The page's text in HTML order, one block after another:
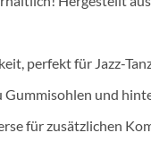
perfekt für Jazz-
und
für zusätzlichen